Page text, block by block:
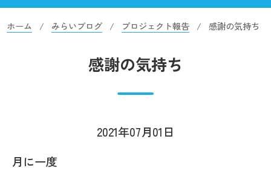
ホーム みらいブログ プロジェクト報告 感謝の気持ち
感謝の気持ち
2021年07月01日
月に一度